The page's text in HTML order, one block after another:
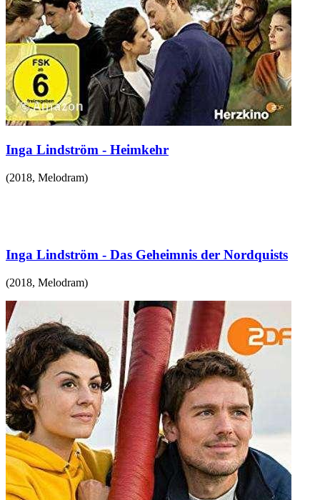
Inga Lindström - Heimkehr
(2018, Melodram)
Inga Lindström - Das Geheimnis der Nordquists
(2018, Melodram)